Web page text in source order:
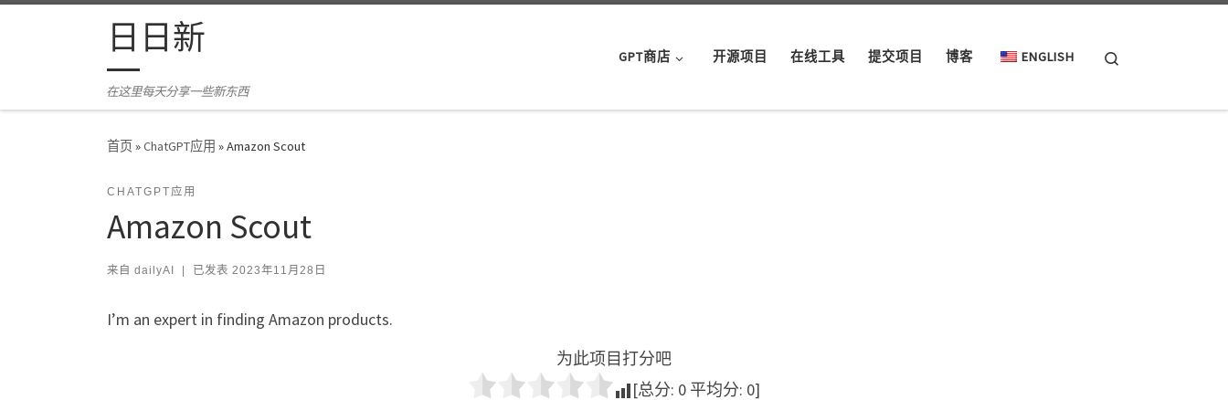
Skip to content日日新
在这里每天分享一些新东西
GPT商店 开源项目 在线工具 提交项目 博客 ENGLISH
首页»ChatGPT应用 »Amazon Scout
CHATGPT应用
Amazon Scout
来自 dailyAI 已发表 2023年11月28日
I’m an expert in finding Amazon products.
为此项目打分吧
[总分: 0 平均分: 0]